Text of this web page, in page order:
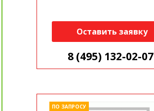
Оставить заявку
8 (495) 132-02-07
ПО ЗАПРОСУ